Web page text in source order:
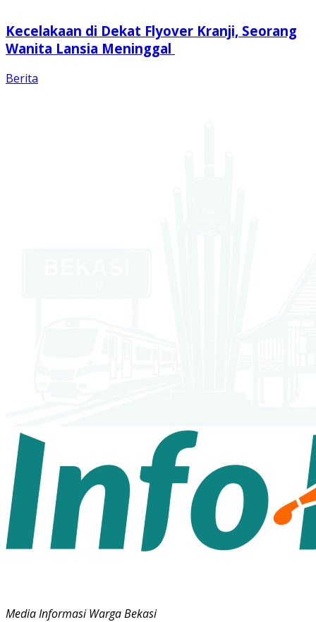
Kecelakaan di Dekat Flyover Kranji, Seorang
Wanita Lansia Meninggal
Berita
Media Informasi Warga Bekasi